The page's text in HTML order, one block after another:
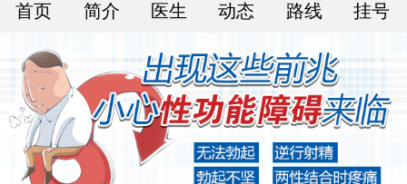
首页 简介 医生 动态 路线 挂号